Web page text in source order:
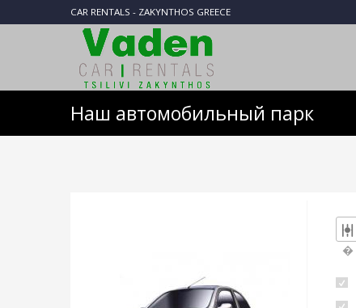
CAR RENTALS - ZAKYNTHOS GREECE
Наш автомобильный парк
�